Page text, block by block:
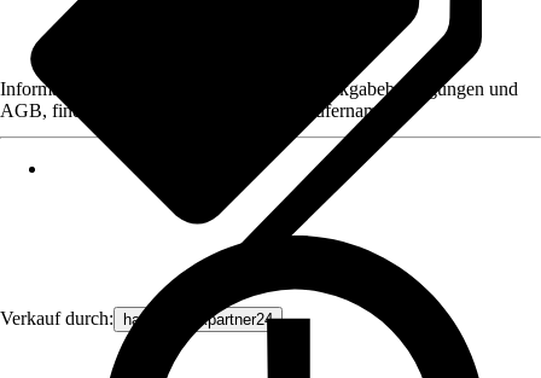
Verkauf durch: haustechnikpartner24
Informationen des Verkäufers, wie z. B. Rückgabebedingungen und
AGB, finden Sie bei Klick auf den Verkäufernamen.